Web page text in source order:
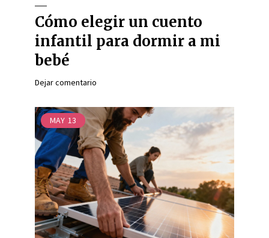
Cómo elegir un cuento
infantil para dormir a mi
bebé
Dejar comentario
MAY 13